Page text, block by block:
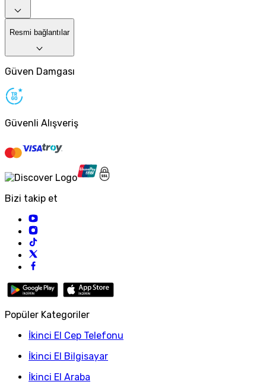
Resmi bağlantılar
Güven Damgası
Güvenli Alışveriş
Bizi takip et
Popüler Kategoriler
İkinci El Cep Telefonu
İkinci El Bilgisayar
İkinci El Araba